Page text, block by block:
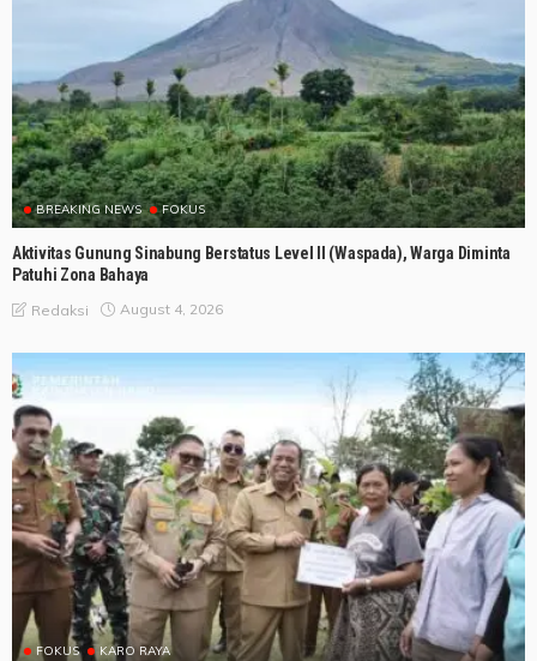
BREAKING NEWS FOKUS
Aktivitas Gunung Sinabung Berstatus Level II (Waspada), Warga Diminta
Patuhi Zona Bahaya
Redaksi August 4, 2026
FOKUS KARO RAYA